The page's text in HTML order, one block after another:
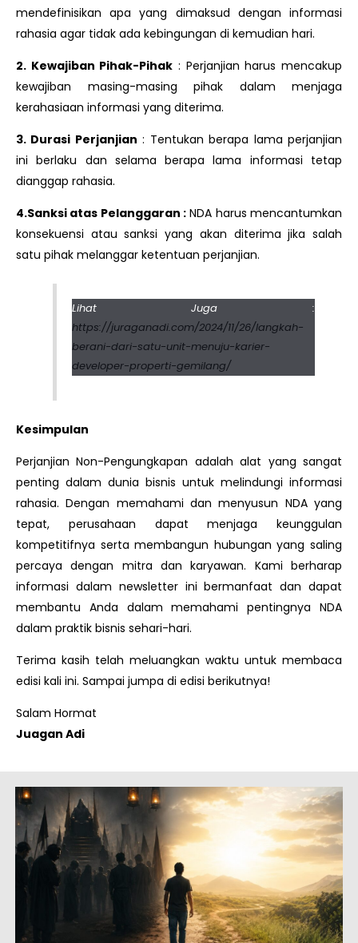
mendefinisikan apa yang dimaksud dengan informasi
rahasia agar tidak ada kebingungan di kemudian hari.
2. Kewajiban Pihak-Pihak : Perjanjian harus mencakup
kewajiban masing-masing pihak dalam menjaga
kerahasiaan informasi yang diterima.
3. Durasi Perjanjian : Tentukan berapa lama perjanjian
ini berlaku dan selama berapa lama informasi tetap
dianggap rahasia.
4.Sanksi atas Pelanggaran : NDA harus mencantumkan
konsekuensi atau sanksi yang akan diterima jika salah
satu pihak melanggar ketentuan perjanjian.
Lihat Juga :
https://juraganadi.com/2024/11/26/langkah-
berani-dari-satu-unit-menuju-karier-
developer-properti-gemilang/
Kesimpulan
Perjanjian Non-Pengungkapan adalah alat yang sangat
penting dalam dunia bisnis untuk melindungi informasi
rahasia. Dengan memahami dan menyusun NDA yang
tepat, perusahaan dapat menjaga keunggulan
kompetitifnya serta membangun hubungan yang saling
percaya dengan mitra dan karyawan. Kami berharap
informasi dalam newsletter ini bermanfaat dan dapat
membantu Anda dalam memahami pentingnya NDA
dalam praktik bisnis sehari-hari.
Terima kasih telah meluangkan waktu untuk membaca
edisi kali ini. Sampai jumpa di edisi berikutnya!
Salam Hormat
Juagan Adi
PagePagePagePagePage